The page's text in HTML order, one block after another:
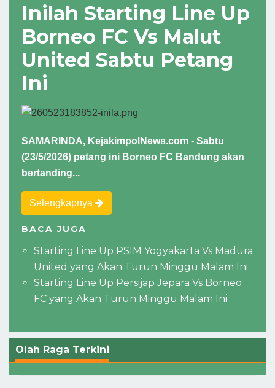
Inilah Starting Line Up
Borneo FC Vs Malut
United Sabtu Petang
Ini
SAMARINDA, KejakimpolNews.com - Sabtu
(23/5/2026) petang ini Borneo FC Bandung akan
bertanding...
Selengkapnya
BACA JUGA
Starting Line Up PSIM Yogyakarta Vs Madura
United yang Akan Turun Minggu Malam Ini
Starting Line Up Persijap Jepara Vs Borneo
FC yang Akan Turun Minggu Malam Ini
Olah Raga Terkini